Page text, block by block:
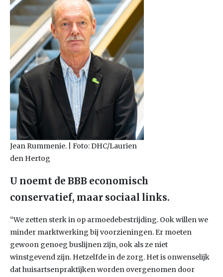
Jean Rummenie. | Foto: DHC/Laurien
den Hertog
U noemt de BBB economisch
conservatief, maar sociaal links.
“We zetten sterk in op armoedebestrijding. Ook willen we
minder marktwerking bij voorzieningen. Er moeten
gewoon genoeg buslijnen zijn, ook als ze niet
winstgevend zijn. Hetzelfde in de zorg. Het is onwenselijk
dat huisartsenpraktijken worden overgenomen door